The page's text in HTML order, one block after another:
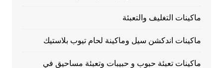
ماكينات التغليف والتعبئة
ماكينات اندكشن سيل وماكينة لحام تيوب بلاستيك
ماكينات تعبئة حبوب و حبيبات وتعبئة مساحيق في